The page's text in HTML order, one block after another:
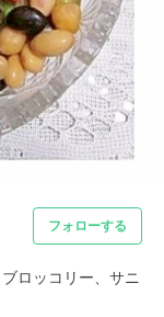
フォローする
ロッコリー、サニ